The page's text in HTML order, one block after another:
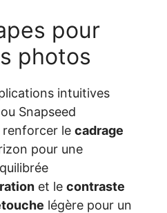
pour
photos
intuitives
Snapseed
renforcer le cadrage
pour une
et le contraste
légère pour un